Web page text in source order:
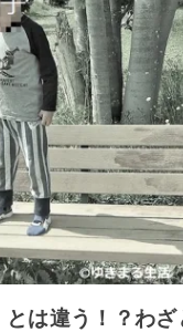
とは違う！？わ